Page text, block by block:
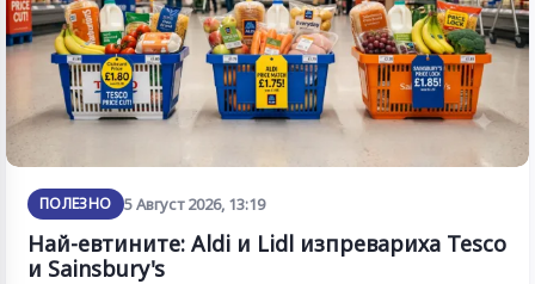
ПОЛЕЗНО 5 Август 2026, 13:19
Най-евтините: Aldi и Lidl изпревариха Tesco
и Sainsbury's